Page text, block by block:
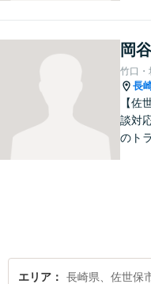
の解
のご
で、
い。
岡
竹口・
長
【佐
談対
のト
エリア 長崎県、佐世保